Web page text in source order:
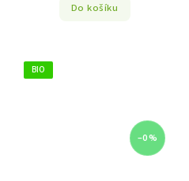
Do košíku
BIO
–0 %